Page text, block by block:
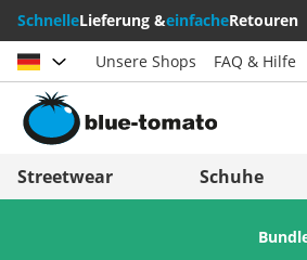
SchnelleLieferung &einfacheRetouren
Land auswählen
Österreich
Unsere Shops FAQ & Hilfe
Streetwear Schuhe